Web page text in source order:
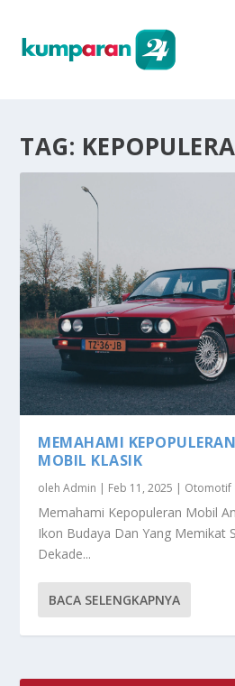
TAG:
MEMAHAMI
MOBIL KLASIK
olehAdmin | Feb 11, 2025 | Otomotif
Memahami Kepopuleran Mobil
Ikon Budaya Dan Yang Memikat
Dekade...
BACA SELENGKAPNYA